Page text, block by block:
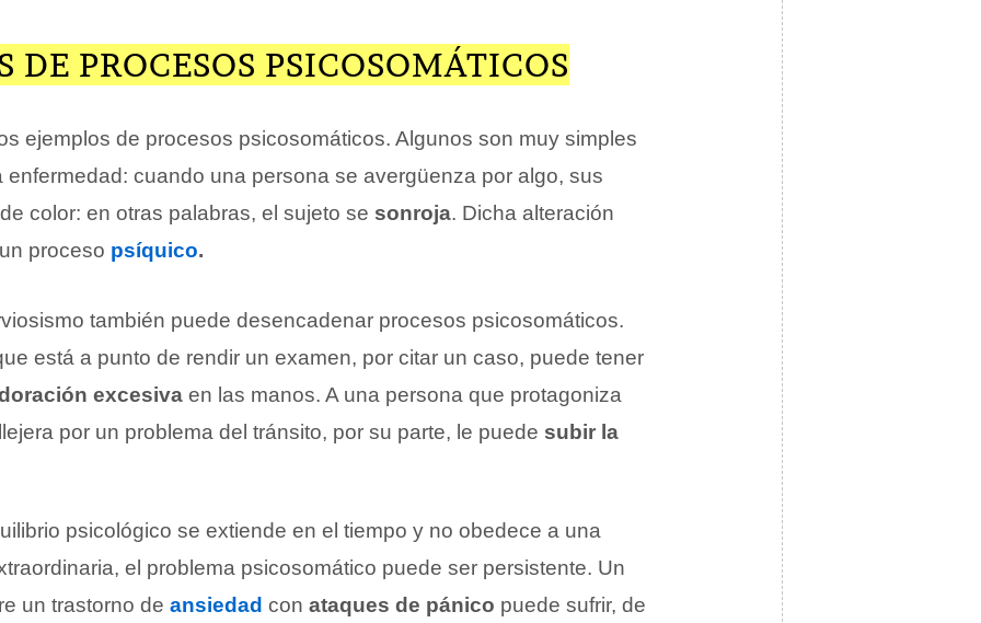
DE PROCESOS PSICOSOMÁTICOS
ejemplos de procesos psicosomáticos. Algunos son muy simples
enfermedad: cuando una persona se avergüenza por algo, sus
color: en otras palabras, el sujeto se sonroja. Dicha alteración
proceso psíquico.
también puede desencadenar procesos psicosomáticos.
está a punto de rendir un examen, por citar un caso, puede tener
excesiva en las manos. A una persona que protagoniza
por un problema del tránsito, por su parte, le puede subir la
psicológico se extiende en el tiempo y no obedece a una
el problema psicosomático puede ser persistente. Un
un trastorno de ansiedad con ataques de pánico puede sufrir, de